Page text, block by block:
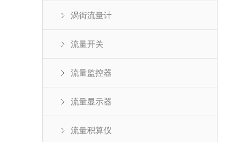
涡街流量计
流量开关
流量监控器
流量显示器
流量积算仪